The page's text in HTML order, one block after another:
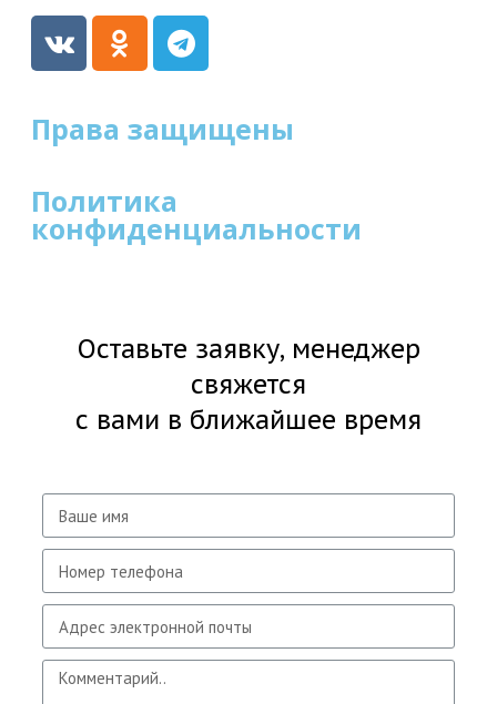
Права защищены
Политика
конфиденциальности
Оставьте заявку, менеджер
свяжется
с вами в ближайшее время